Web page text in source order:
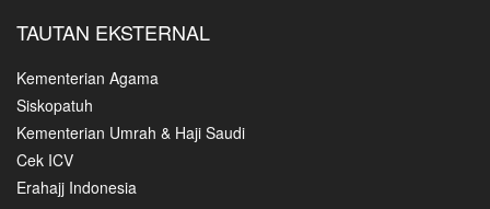
TAUTAN EKSTERNAL
Kementerian Agama
Siskopatuh
Kementerian Umrah & Haji Saudi
Cek ICV
Erahajj Indonesia